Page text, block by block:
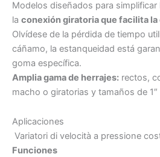
Modelos diseñados para simplificar
la conexión giratoria que facilita
Olvídese de la pérdida de tiempo
cáñamo, la estanqueidad está
goma específica.
Amplia gama de herrajes: rectos,
macho o giratorias y tamaños de 1″
Aplicaciones
Variatori di velocità a pressione
Funciones